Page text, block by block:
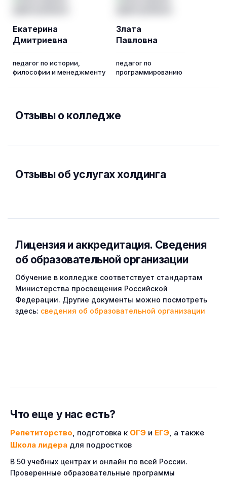
Екатерина
Дмитриевна
педагог по истории,
философии и менеджменту
Злата
Павловна
педагог по
программированию
Отзывы о колледже
Отзывы об услугах холдинга
Лицензия и аккредитация. Cведения
об образовательной организации
Обучение в колледже соответствует стандартам
Министерства просвещения Российской
Федерации. Другие документы можно посмотреть
здесь: сведения об образовательной организации
Что еще у нас есть?
Репетиторство, подготовка к ОГЭ и ЕГЭ, а также
Школа лидера для подростков
В 50 учебных центрах и онлайн по всей России.
Проверенные образовательные программы